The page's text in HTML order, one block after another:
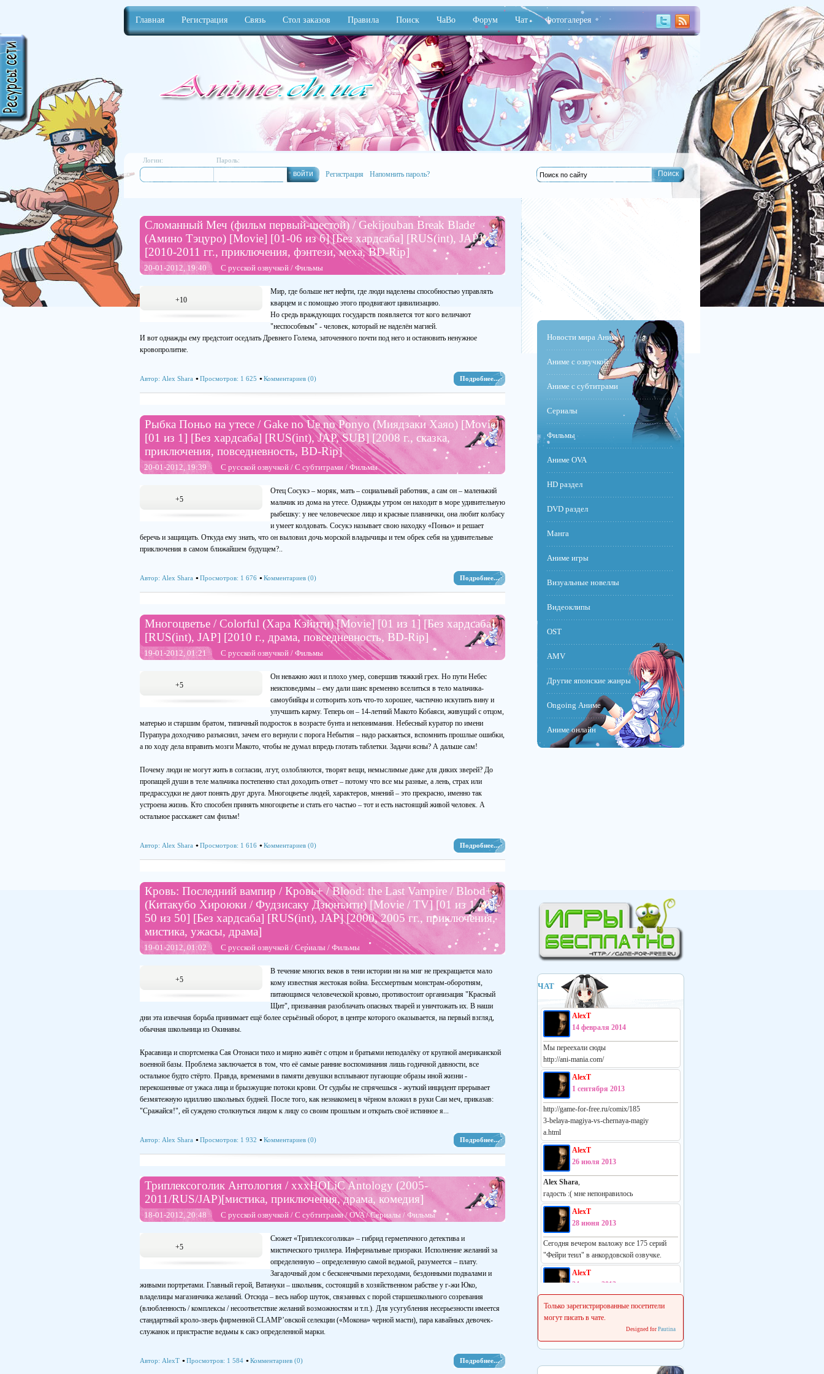
Главная Регистрация Связь Стол заказов Правила Поиск ЧаВо Форум Чат Фотогалерея
Логин: Пароль:
Регистрация Напомнить пароль?
Сломанный Меч (фильм первый-шестой) / Gekijouban Break Blade
(Амино Тэцуро) [Movie] [01-06 из 6] [Без хардсаба] [RUS(int), JAP]
[2010-2011 гг., приключения, фэнтези, меха, BD-Rip]
20-01-2012, 19:40 С русской озвучкой / Фильмы
+10
Мир, где больше нет нефти, где люди наделены способностью управлять
кварцем и с помощью этого продвигают цивилизацию.
Но средь враждующих государств появляется тот кого величают
"неспособным" - человек, который не наделён магией.
И вот однажды ему предстоит оседлать Древнего Голема, заточенного почти под него и остановить ненужное
кровопролитие.
Подробнее...
Автор: Alex Shara Просмотров: 1 625 Комментариев (0)
Рыбка Поньо на утесе / Gake no Ue no Ponyo (Миядзаки Хаяо) [Movie]
[01 из 1] [Без хардсаба] [RUS(int), JAP, SUB] [2008 г., сказка,
приключения, повседневность, BD-Rip]
20-01-2012, 19:39 С русской озвучкой / С субтитрами / Фильмы
+5
Отец Сосукэ – моряк, мать – социальный работник, а сам он – маленький
мальчик из дома на утесе. Однажды утром он находит в море удивительную
рыбешку: у нее человеческое лицо и красные плавнички, она любит колбасу
и умеет колдовать. Сосукэ называет свою находку «Поньо» и решает
беречь и защищать. Откуда ему знать, что он выловил дочь морской владычицы и тем обрек себя на удивительные
приключения в самом ближайшем будущем?..
Подробнее...
Автор: Alex Shara Просмотров: 1 676 Комментариев (0)
Многоцветье / Colorful (Хара Кэйити) [Movie] [01 из 1] [Без хардсаба]
[RUS(int), JAP] [2010 г., драма, повседневность, BD-Rip]
19-01-2012, 01:21 С русской озвучкой / Фильмы
+5
Он неважно жил и плохо умер, совершив тяжкий грех. Но пути Небес
неисповедимы – ему дали шанс временно вселиться в тело мальчика-
самоубийцы и сотворить хоть что-то хорошее, частично искупить вину и
улучшить карму. Теперь он – 14-летний Макото Кобаяси, живущий с отцом,
матерью и старшим братом, типичный подросток в возрасте бунта и непонимания. Небесный куратор по имени
Пурапура доходчиво разъяснил, зачем его вернули с порога Небытия – надо раскаяться, вспомнить прошлые ошибки,
а по ходу дела вправить мозги Макото, чтобы не думал впредь глотать таблетки. Задачи ясны? А дальше сам!
Почему люди не могут жить в согласии, лгут, озлобляются, творят вещи, немыслимые даже для диких зверей? До
пропащей души в теле мальчика постепенно стал доходить ответ – потому что все мы разные, а лень, страх или
предрассудки не дают понять друг друга. Многоцветье людей, характеров, мнений – это прекрасно, именно так
устроена жизнь. Кто способен принять многоцветье и стать его частью – тот и есть настоящий живой человек. А
остальное расскажет сам фильм!
Подробнее...
Автор: Alex Shara Просмотров: 1 616 Комментариев (0)
Кровь: Последний вампир / Кровь+ / Blood: the Last Vampire / Blood+
(Китакубо Хироюки / Фудзисаку Дзюнъити) [Movie / TV] [01 из 1 / 01-
50 из 50] [Без хардсаба] [RUS(int), JAP] [2000, 2005 гг., приключения,
мистика, ужасы, драма]
19-01-2012, 01:02 С русской озвучкой / Сериалы / Фильмы
+5
В течение многих веков в тени истории ни на миг не прекращается мало
кому известная жестокая война. Бессмертным монстрам-оборотням,
питающимся человеческой кровью, противостоит организация "Красный
Щит", призванная разоблачать опасных тварей и уничтожать их. В наши
дни эта извечная борьба принимает ещё более серьёзный оборот, в центре которого оказывается, на первый взгляд,
обычная школьница из Окинавы.
Красавица и спортсменка Сая Отонаси тихо и мирно живёт с отцом и братьями неподалёку от крупной американской
военной базы. Проблема заключается в том, что её самые ранние воспоминания лишь годичной давности, все
остальное будто стёрто. Правда, временами в памяти девушки всплывают пугающие образы иной жизни -
перекошенные от ужаса лица и брызжущие потоки крови. От судьбы не спрячешься - жуткий инцидент прерывает
безмятежную идиллию школьных будней. После того, как незнакомец в чёрном вложил в руки Саи меч, приказав:
"Сражайся!", ей суждено столкнуться лицом к лицу со своим прошлым и открыть своё истинное я...
Подробнее...
Автор: Alex Shara Просмотров: 1 932 Комментариев (0)
Триплексоголик Антология / xxxHOLiC Antology (2005-
2011/RUS/JAP)[мистика, приключения, драма, комедия]
18-01-2012, 20:48 С русской озвучкой / С субтитрами/ OVA/Сериалы /Фильмы
+5
Сюжет «Триплексоголика» – гибрид герметичного детектива и
мистического триллера. Инфернальные призраки. Исполнение желаний за
определенную – определенную самой ведьмой, разумеется – плату.
Загадочный дом с бесконечными переходами, бездонными подвалами и
живыми портретами. Главный герой, Ватануки – школьник, состоящий в хозяйственном рабстве у г-жи Юко,
владелицы магазинчика желаний. Отсюда – весь набор шуток, связанных с порой старшешкольного созревания
(влюбленность / комплексы / несоответствие желаний возможностям и т.п.). Для усугубления несерьезности имеется
стандартный кроло-зверь фирменной CLAMP’овской селекции («Мокона» черной масти), пара кавайных девочек-
служанок и пристрастие ведьмы к сакэ определенной марки.
Подробнее...
Автор: AlexT Просмотров: 1 584 Комментариев (0)
Новости мира Аниме
Аниме с озвучкой
Аниме с субтитрами
Сериалы
Фильмы
Аниме OVA
HD раздел
DVD раздел
Манга
Аниме игры
Визуальные новеллы
Видеоклипы
OST
AMV
Другие японские жанры
Ongoing Аниме
Аниме онлайн
ЧАТ
AlexT
14 февраля 2014
Мы переехали сюды
http://ani-mania.com/
AlexT
1 сентября 2013
http://game-for-free.ru/comix/185
3-belaya-magiya-vs-chernaya-magiy
a.html
AlexT
26 июля 2013
Alex Shara,
гадость :( мне непонравилось
AlexT
28 июня 2013
Сегодня вечером выложу все 175 серий
"Фейри теил" в анкордовской озвучке.
AlexT
24 июня 2013
Реально русская манга:
http://vk.com/white_vs_black_m
С сеня начинаем делать свежие релизы.
Только зарегистрированные посетители
могут писать в чате.
Designed for Pautina